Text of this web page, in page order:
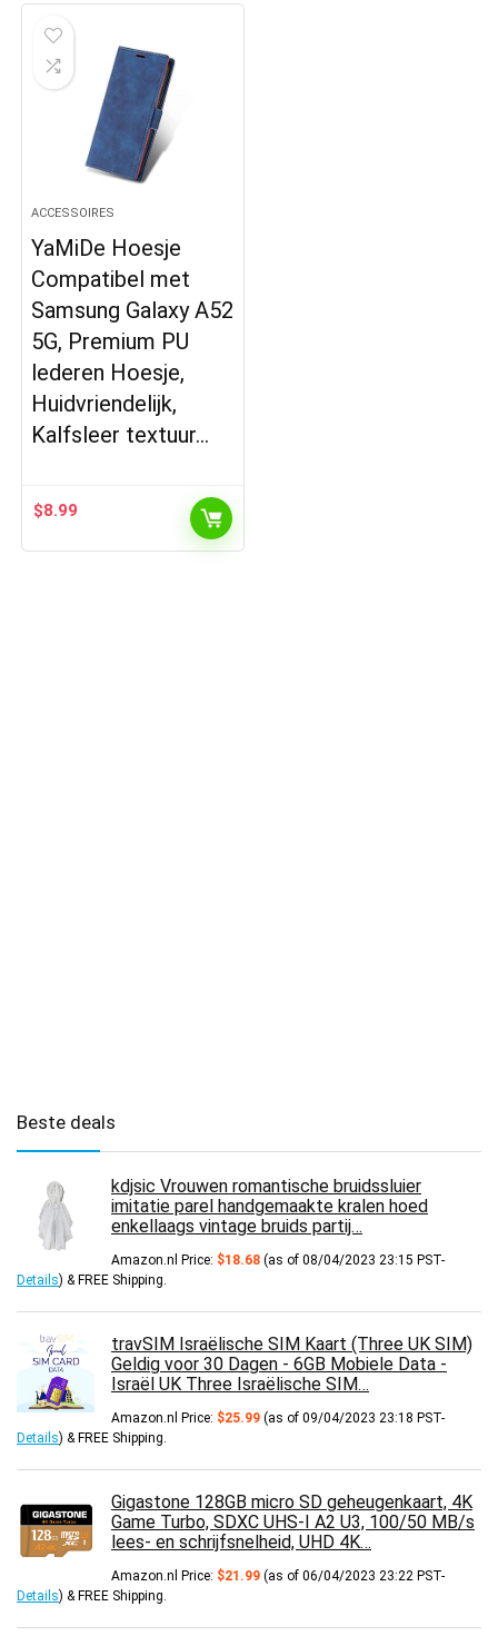
ACCESSOIRES
YaMiDe Hoesje
Compatibel met
Samsung Galaxy A52
5G, Premium PU
lederen Hoesje,
Huidvriendelijk,
Kalfsleer textuur…
$8.99
Beste deals
kdjsic Vrouwen romantische bruidssluier
imitatie parel handgemaakte kralen hoed
enkellaags vintage bruids partij…
Amazon.nl Price: $18.68 (as of 08/04/2023 23:15 PST-
Details) & FREE Shipping
travSIM Israëlische SIM Kaart (Three UK SIM)
Geldig voor 30 Dagen - 6GB Mobiele Data -
Israël UK Three Israëlische SIM…
Amazon.nl Price: $25.99 (as of 09/04/2023 23:18 PST-
Details) & FREE Shipping
Gigastone 128GB micro SD geheugenkaart, 4K
Game Turbo, SDXC UHS-I A2 U3, 100/50 MB/s
lees- en schrijfsnelheid, UHD 4K…
Amazon.nl Price: $21.99 (as of 06/04/2023 23:22 PST-
Details) & FREE Shipping